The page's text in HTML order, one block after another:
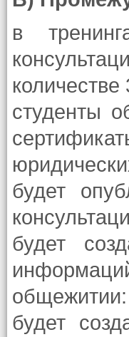
в
количестве
студенты
будет
будет
общежитии:
будет